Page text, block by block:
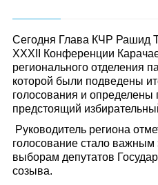
Сегодня Глава КЧР Рашид
XXXII Конференции
регионального отделения
которой были подведены
голосования и определены
предстоящий
Руководитель региона
голосование стало важным
выборам депутатов
созыва.